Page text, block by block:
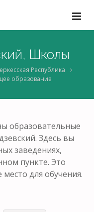
Школы
Республика
образование
образовательные
Здесь вы
заведениях,
пункте. Это
для обучения.